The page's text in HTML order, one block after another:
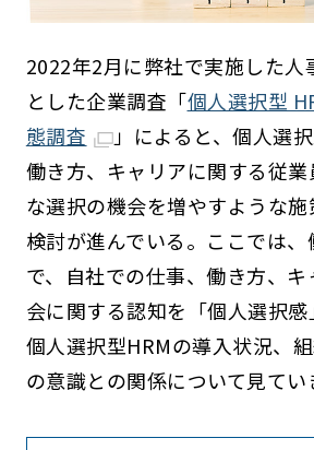
2022年2月に弊社で実施した人
とした企業調査「個人選択型
態調査
」によると、個人選
働き方、キャリアに関する従
な選択の機会を増やすような施
検討が進んでいる。ここでは
で、自社での仕事、働き方、
会に関する認知を「個人選択感
個人選択型HRMの導入状況、
の意識との関係について見てい